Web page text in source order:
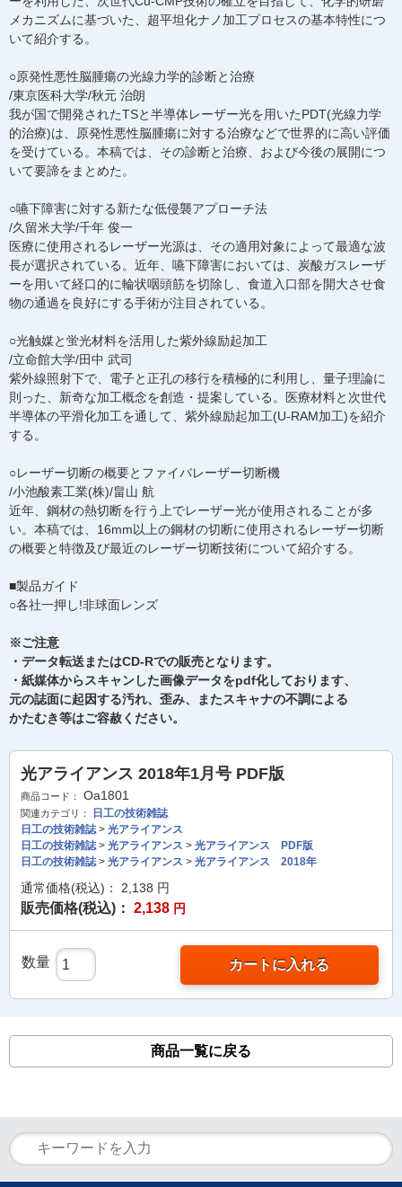
メカニズムに基づいた、超平坦化ナノ加工プロセスの基本特性につ
いて紹介する。
○原発性悪性脳腫瘍の光線力学的診断と治療
/東京医科大学/秋元 治朗
我が国で開発されたTSと半導体レーザー光を用いたPDT(光線力学
的治療)は、原発性悪性脳腫瘍に対する治療などで世界的に高い評価
を受けている。本稿では、その診断と治療、および今後の展開につ
いて要諦をまとめた。
○嚥下障害に対する新たな低侵襲アプローチ法
/久留米大学/千年 俊一
医療に使用されるレーザー光源は、その適用対象によって最適な波
長が選択されている。近年、嚥下障害においては、炭酸ガスレーザ
ーを用いて経口的に輪状咽頭筋を切除し、食道入口部を開大させ食
物の通過を良好にする手術が注目されている。
○光触媒と蛍光材料を活用した紫外線励起加工
/立命館大学/田中 武司
紫外線照射下で、電子と正孔の移行を積極的に利用し、量子理論に
則った、新奇な加工概念を創造・提案している。医療材料と次世代
半導体の平滑化加工を通して、紫外線励起加工(U-RAM加工)を紹介
する。
○レーザー切断の概要とファイバレーザー切断機
/小池酸素工業(株)/畠山 航
近年、鋼材の熱切断を行う上でレーザー光が使用されることが多
い。本稿では、16mm以上の鋼材の切断に使用されるレーザー切断
の概要と特徴及び最近のレーザー切断技術について紹介する。
■製品ガイド
○各社一押し!非球面レンズ
※ご注意
・データ転送またはCD-Rでの販売となります。
・紙媒体からスキャンした画像データをpdf化しております、
元の誌面に起因する汚れ、歪み、またスキャナの不調による
かたむき等はご容赦ください。
光アライアンス 2018年1月号 PDF版
商品コード： Oa1801
関連カテゴリ：
日工の技術雑誌
日工の技術雑誌> 光アライアンス
日工の技術雑誌> 光アライアンス > 光アライアンス PDF版
日工の技術雑誌> 光アライアンス > 光アライアンス 2018年
通常価格(税込)： 2,138 円
販売価格(税込)： 2,138 円
数量 カートに入れる
商品一覧に戻る